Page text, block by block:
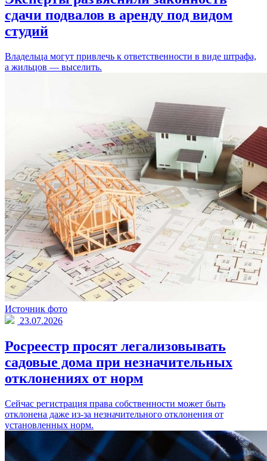
сдачи подвалов в аренду под видом
студий
Владельца могут привлечь к ответственности в виде штрафа,
а жильцов — выселить.
Источник фото
23.07.2026
Росреестр просят легализовывать
садовые дома при незначительных
отклонениях от норм
Сейчас регистрация права собственности может быть
отклонена даже из-за незначительного отклонения от
установленных норм.